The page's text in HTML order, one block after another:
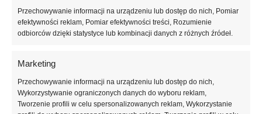
Przechowywanie informacji na urządzeniu lub dostęp do nich, Pomiar
efektywności reklam, Pomiar efektywności treści, Rozumienie
odbiorców dzięki statystyce lub kombinacji danych z różnych źródeł.
Marketing
Przechowywanie informacji na urządzeniu lub dostęp do nich,
Wykorzystywanie ograniczonych danych do wyboru reklam,
Tworzenie profili w celu spersonalizowanych reklam, Wykorzystanie
paznokci i świetnie komponuje się z bazami kamuflującymi, odcieniami
nude, beżu, różu oraz pastelami. Sprawdzi się zarówno w manicure
dziennym, salonowym, jak i w stylizacjach minimalistycznych oraz
stosowany jako wykończenie stylizacji french lub babyboomer, nadając
im nowoczesnego charakteru.
Produkt zapewnia trwałe zabezpieczenie manicure przed odpryskami,